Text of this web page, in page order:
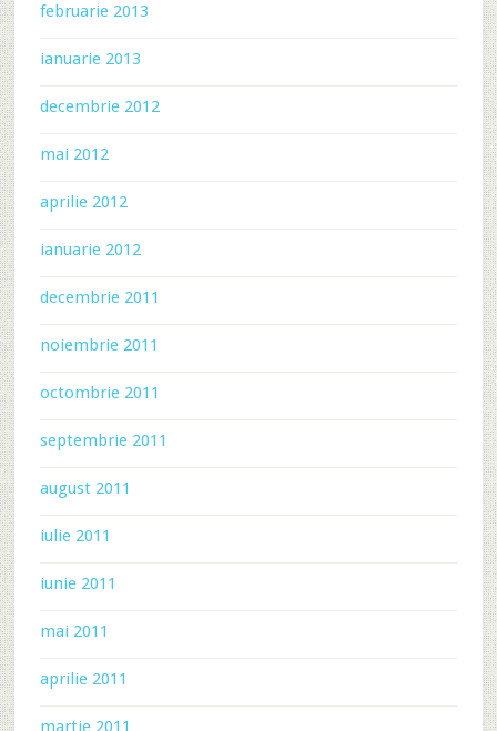
februarie 2013
ianuarie 2013
decembrie 2012
mai 2012
aprilie 2012
ianuarie 2012
decembrie 2011
noiembrie 2011
octombrie 2011
septembrie 2011
august 2011
iulie 2011
iunie 2011
mai 2011
aprilie 2011
martie 2011